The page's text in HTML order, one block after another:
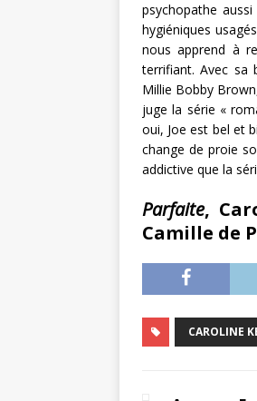
psychopathe
hygiéniques
nous apprend à
terrifiant. Avec sa
Millie Bobby
juge la série «
oui, Joe est bel et
change de proie
addictive que la
Parfaite,
Camille de
CAROLINE